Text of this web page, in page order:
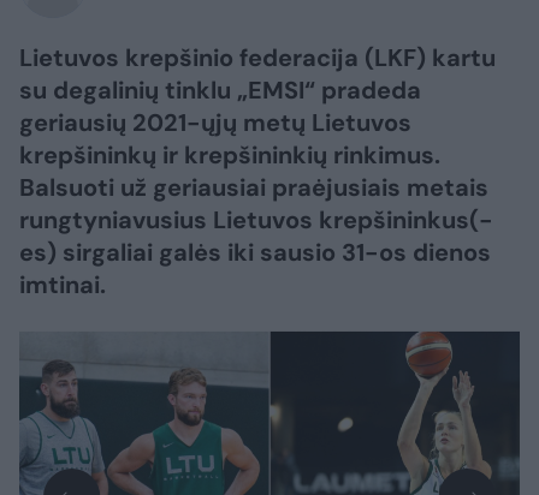
Lietuvos krepšinio federacija (LKF) kartu
su degalinių tinklu „EMSI“ pradeda
geriausių 2021-ųjų metų Lietuvos
krepšininkų ir krepšininkių rinkimus.
Balsuoti už geriausiai praėjusiais metais
rungtyniavusius Lietuvos krepšininkus(-
es) sirgaliai galės iki sausio 31-os dienos
imtinai.